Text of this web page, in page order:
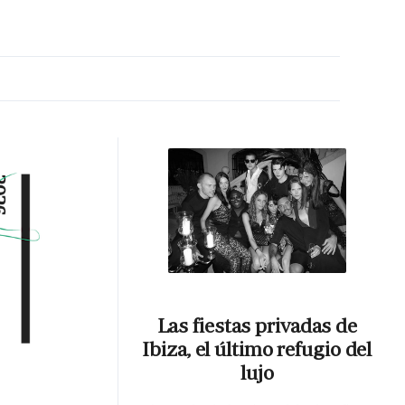
Las fiestas privadas de
Ibiza, el último refugio del
lujo